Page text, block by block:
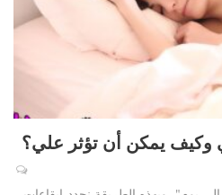
وكيف يمكن أن تؤثر علي؟